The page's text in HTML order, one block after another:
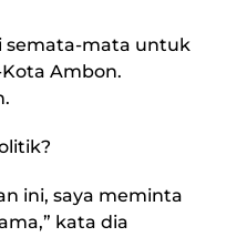
semata-mata untuk
Ambon.
ini, saya meminta
kata dia